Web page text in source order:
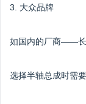
3. 大众品牌
如国内的厂商——长
选择半轴总成时需